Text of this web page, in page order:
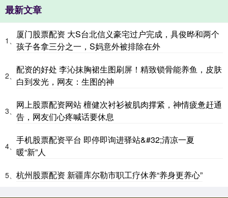
最新文章
1、
厦门股票配资 大S台北信义豪宅过户完成，具俊晔和两个
孩子各拿三分之一，S妈意外被排除在外
2、
配资的好处 李沁抹胸裙生图刷屏！精致锁骨能养鱼，皮肤
白到发光，网友：生图的神
3、
网上股票配资网站 檀健次衬衫被肌肉撑紧，神情疲惫赶通
告，网友们心疼喊话要休息
4、
手机股票配资平台 即停即询进驿站&#32;清凉一夏
暖“新”人
5、 杭州股票配资 新疆库尔勒市职工疗休养“养身更养心”